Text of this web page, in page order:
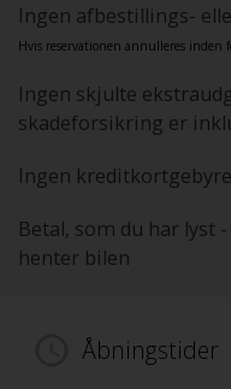
Ingen afbestillings-
Hvis reservationen annulleres inden
Ingen skjulte
skadeforsikring er
Ingen
Betal, som du har lyst
henter bilen
Åbningstider